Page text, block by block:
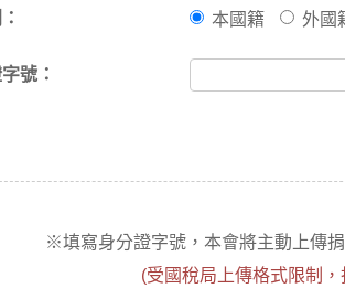
本國籍 外國
號：
※填寫身分證字號，本會將主動上傳
(受國稅局上傳格式限制